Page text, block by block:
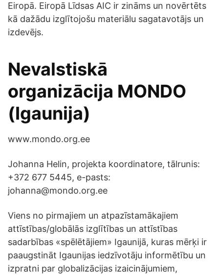
Eiropā. Eiropā Līdsas AIC ir zināms un novērtēts
kā dažādu izglītojošu materiālu sagatavotājs un
izdevējs.
Nevalstiskā
organizācija MONDO
(Igaunija)
www.mondo.org.ee
Johanna Helin, projekta koordinatore, tālrunis:
+372 677 5445, e-pasts:
johanna@mondo.org.ee
Viens no pirmajiem un atpazīstamākajiem
attīstības/globālās izglītības un attīstības
sadarbības «spēlētājiem» Igaunijā, kuras mērķi ir
paaugstināt Igaunijas iedzīvotāju informētību un
izpratni par globalizācijas izaicinājumiem,